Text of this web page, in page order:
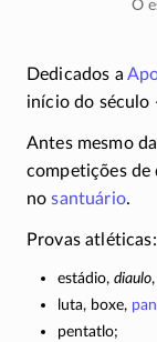
Dedicados a
início do século
Antes mesmo
competições de
nosantuário.
Provas atléticas:
estádio, diaulo,
luta, boxe,
pentatlo;